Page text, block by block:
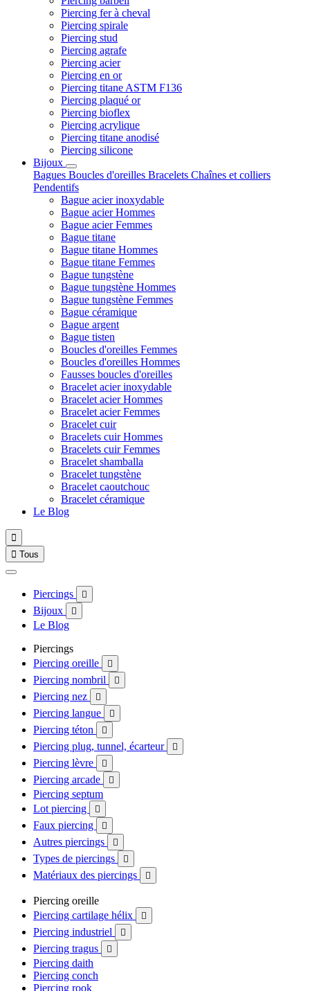
Piercing fer à cheval
Piercing spirale
Piercing stud
Piercing agrafe
Piercing acier
Piercing en or
Piercing titane ASTM F136
Piercing plaqué or
Piercing bioflex
Piercing acrylique
Piercing titane anodisé
Piercing silicone
Bijoux
Bagues Boucles d'oreilles Bracelets Chaînes et colliers
Pendentifs
Bague acier inoxydable
Bague acier Hommes
Bague acier Femmes
Bague titane
Bague titane Hommes
Bague titane Femmes
Bague tungstène
Bague tungstène Hommes
Bague tungstène Femmes
Bague céramique
Bague argent
Bague tisten
Boucles d'oreilles Femmes
Boucles d'oreilles Hommes
Fausses boucles d'oreilles
Bracelet acier inoxydable
Bracelet acier Hommes
Bracelet acier Femmes
Bracelet cuir
Bracelets cuir Hommes
Bracelets cuir Femmes
Bracelet shamballa
Bracelet tungstène
Bracelet caoutchouc
Bracelet céramique
Le Blog

 Tous
Piercings 
Bijoux 
Le Blog
Piercings
Piercing oreille

Piercing nombril 
Piercing nez 
Piercing langue 
Piercing téton 
Piercing plug, tunnel, écarteur 
Piercing lèvre 
Piercing arcade 
Piercing septum
Lot piercing

Faux piercing 
Autres piercings 
Types de piercings 
Matériaux des piercings 
Piercing oreille
Piercing cartilage hélix

Piercing industriel 
Piercing tragus 
Piercing daith
Piercing conch
Piercing rook